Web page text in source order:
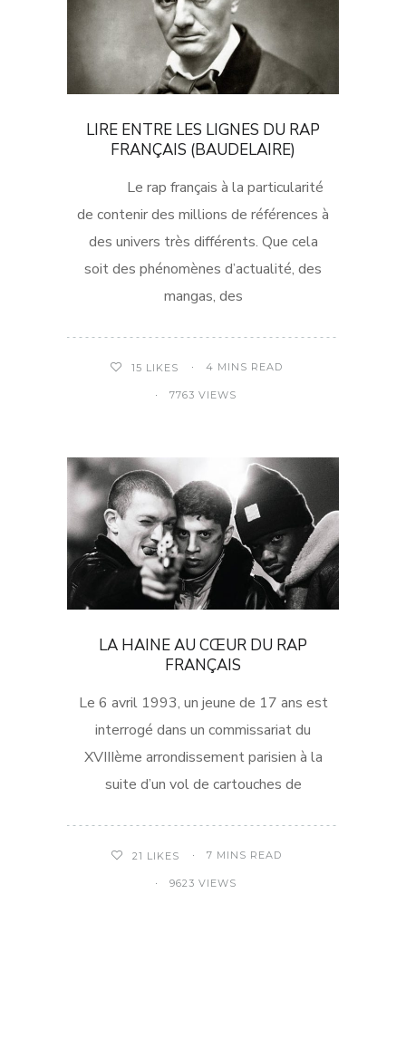
LIRE ENTRE LES LIGNES DU RAP
FRANÇAIS (BAUDELAIRE)
Le rap français à la particularité
de contenir des millions de références à
des univers très différents. Que cela
soit des phénomènes d’actualité, des
mangas, des
15 LIKES 4 MINS READ
7763 VIEWS
LA HAINE AU CŒUR DU RAP
FRANÇAIS
Le 6 avril 1993, un jeune de 17 ans est
interrogé dans un commissariat du
XVIIIème arrondissement parisien à la
suite d’un vol de cartouches de
21 LIKES 7 MINS READ
9623 VIEWS